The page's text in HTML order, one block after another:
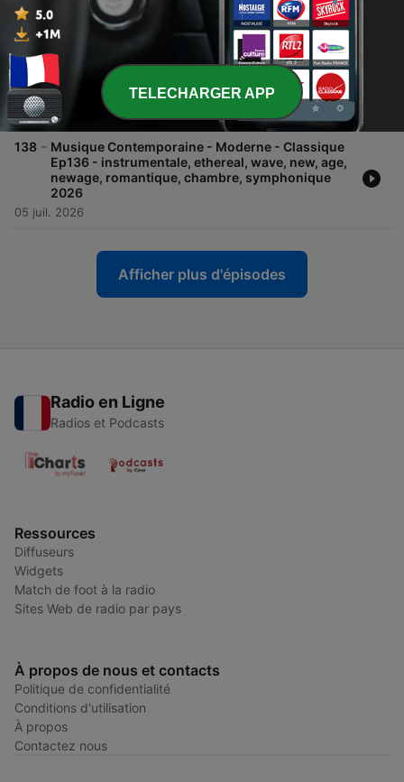
19 juil. 2026
139
Musique Contemporaine - Moderne - Classique
Ep137 - instrumentale, ethereal, wave, new, age,
newage, romantique, chambre, symphonique
2026
12 juil. 2026
138 - Musique Contemporaine - Moderne - Classique
Ep136 - instrumentale, ethereal, wave, new, age,
newage, romantique, chambre, symphonique
2026
05 juil. 2026
Afficher plus d'épisodes
Radio en Ligne
Radios et Podcasts
Ressources
Diffuseurs
Widgets
Match de foot à la radio
Sites Web de radio par pays
À propos de nous et contacts
Politique de confidentialité
Conditions d'utilisation
À propos
Contactez nous
TELECHARGER APP